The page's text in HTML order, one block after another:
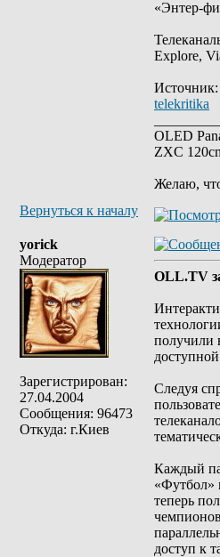
«Энтер-
Explore,
Источник:
telekritika
OLED
ZXC
Желаю,
Вернуться к началу
yorick
Модератор
Зарегистрирован:
27.04.2004
Сообщения: 96473
Откуда: г.Киев
OLL.TV
получили
Следуя
Каждый
«Футбол»
теперь
доступ к